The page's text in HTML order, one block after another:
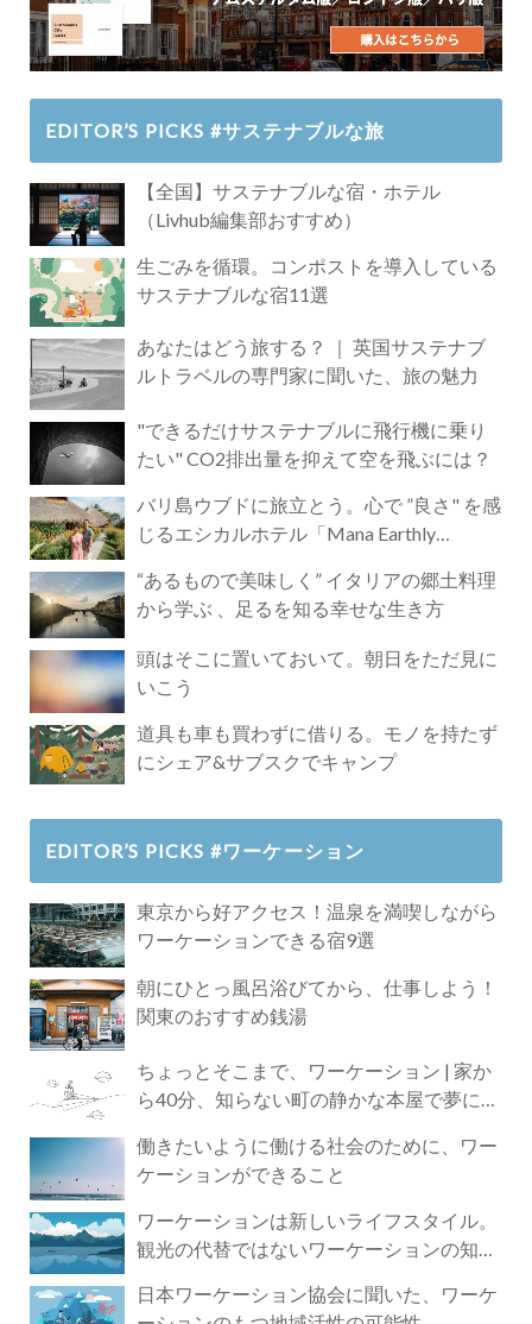
EDITOR’S PICKS #サステナブルな旅
【全国】サステナブルな宿・ホテル
（Livhub編集部おすすめ）
生ごみを循環。コンポストを導入している
サステナブルな宿11選
あなたはどう旅する？ ｜ 英国サステナブ
ルトラベルの専門家に聞いた、旅の魅力
"できるだけサステナブルに飛行機に乗り
たい" CO2排出量を抑えて空を飛ぶには？
バリ島ウブドに旅立とう。心で ”良さ" を感
じるエシカルホテル「Mana Earthly
“あるもので美味しく” イタリアの郷土料理
から学ぶ 、足るを知る幸せな生き方
頭はそこに置いておいて。朝日をただ見に
いこう
道具も車も買わずに借りる。モノを持たず
にシェア&サブスクでキャンプ
EDITOR’S PICKS #ワーケーション
東京から好アクセス！温泉を満喫しながら
ワーケーションできる宿9選
朝にひとっ風呂浴びてから、仕事しよう！
関東のおすすめ銭湯
ちょっとそこまで、ワーケーション | 家か
ら40分、知らない町の静かな本屋で夢に近
働きたいように働ける社会のために、ワー
ケーションができること
ワーケーションは新しいライフスタイル。
観光の代替ではないワーケーションの知ら
日本ワーケーション協会に聞いた、ワーケ